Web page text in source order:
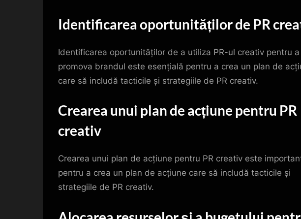
Identificarea oportunităților de PR
Identificarea oportunităților de a utiliza PR-ul creativ pentru a
promova brandul este esențială pentru a crea un plan de
care să includă tacticile și strategiile de PR creativ.
Crearea unui plan de acțiune pentru PR
creativ
Crearea unui plan de acțiune pentru PR creativ este
pentru a crea un plan de acțiune care să includă tacticile și
strategiile de PR creativ.